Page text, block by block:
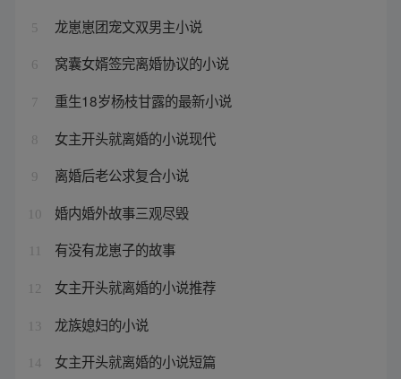
5 龙崽崽团宠文双男主小说
6 窝囊女婿签完离婚协议的小说
7 重生18岁杨枝甘露的最新小说
8 女主开头就离婚的小说现代
9 离婚后老公求复合小说
10 婚内婚外故事三观尽毁
有没有龙崽子的故事
12 女主开头就离婚的小说推荐
13 龙族媳妇的小说
14 女主开头就离婚的小说短篇